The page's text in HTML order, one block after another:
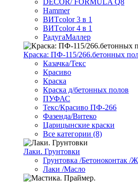
DECOR/ FORMULA Q8
Hammer
ВИТcolor 3 в 1
ВИТcolor 4 в 1
РадугаМаллер
Краска: ПФ-115/266.бетонных
Казачка/Текс
Красиво
Краска
Краска д/бетонных полов
ПУФАС
Текс/Красиво ПФ-266
Фазенда/Витеко
Царицынские краски
Все категории (8)
Лаки. Грунтовки
Грунтовка /Бетоноконтак /
Лаки /Масло